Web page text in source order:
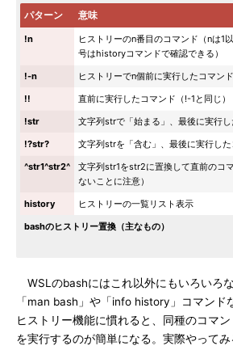
パターン 意味
!n
ヒストリーのn番目のコマンド（nは1
号はhistoryコマンドで確認できる）
!-n
ヒストリーでn個前に実行したコマン
!!
直前に実行したコマンド（!-1と同じ）
!str
文字列strで「始まる」、最後に実行
!?str?
文字列strを「含む」、最後に実行した
^str1^str2^
文字列str1をstr2に置換して直前のコ
ないことに注意）
history
ヒストリーの一覧リスト表示
bashのヒストリー置換（主なもの）
WSLのbashにはこれ以外にもいろいろ
「man bash」や「info history」コマンド
ヒストリー機能に慣れると、同種のコマ
を実行するのが簡単になる。実際やって